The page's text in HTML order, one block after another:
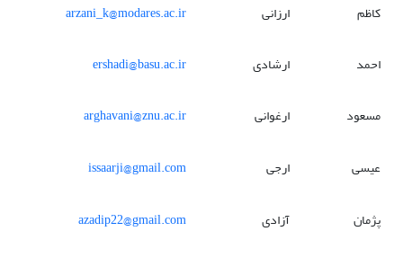
کاظم ارزانی arzani_k@modares.ac.ir
احمد ارشادی ershadi@basu.ac.ir
مسعود ارغوانی arghavani@znu.ac.ir
عیسی ارجی issaarji@gmail.com
پژمان آزادی azadip22@gmail.com